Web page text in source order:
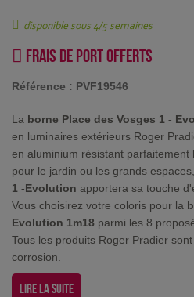
disponible sous 4/5 semaines
Frais de port offerts
Référence : PVF19546
La borne Place des Vosges 1 -
en luminaires extérieurs Roger
en aluminium résistant parfaitement
pour le jardin ou les grands
1 -Evolution apportera sa touche
Vous choisirez votre coloris pour la
Evolution 1m18 parmi les 8
Tous les produits Roger Pradier
corrosion.
Lire la suite